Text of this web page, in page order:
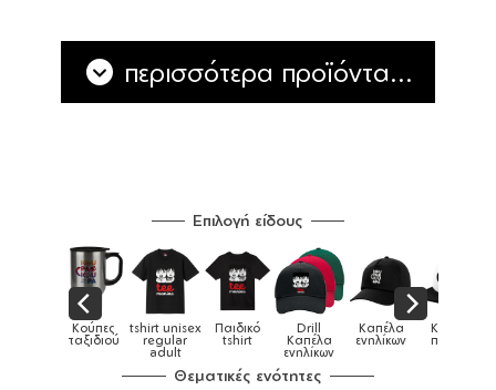
περισσότερα προϊόντα...
Επιλογή είδους
Drill
Καπέλα
ενηλίκων
Καπέλα
ενηλίκων
Καπέλα
παιδικά Κούπες Κούπες
ειδικές
Θεματικές ενότητες